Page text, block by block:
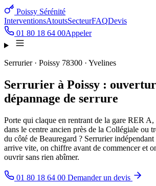
Poissy Sérénité
InterventionsAtoutsSecteurFAQDevis
01 80 18 64 00Appeler
Serrurier · Poissy 78300 · Yvelines
Serrurier à Poissy :
dépannage de serrure
Porte qui claque en rentrant de la gare RER A,
dans le centre ancien près de la Collégiale ou
du côté de Beauregard ? Serrurier
arrive vite, on chiffre avant de commencer et
ouvrir sans rien abîmer.
01 80 18 64 00 Demander un devis